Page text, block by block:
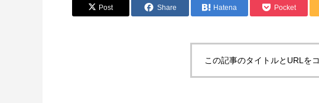
Post Share Hatena Pocket
この記事のタイトルとURLを